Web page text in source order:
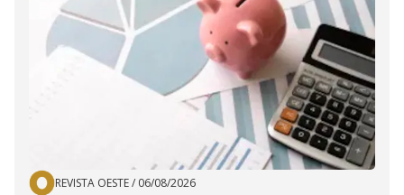
REVISTA OESTE/ 06/08/2026